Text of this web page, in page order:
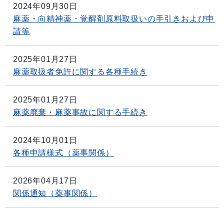
2024年09月30日
麻薬・向精神薬・覚醒剤原料取扱いの手引きおよび申
請等
2025年01月27日
麻薬取扱者免許に関する各種手続き
2025年01月27日
麻薬廃棄・麻薬事故に関する手続き
2024年10月01日
各種申請様式（薬事関係）
2026年04月17日
関係通知（薬事関係）